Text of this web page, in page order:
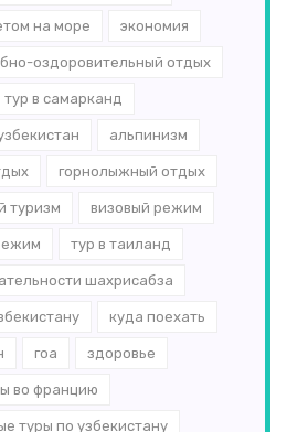
на море экономия
оздоровительный отдых
тур в самарканд
альпинизм
горнолыжный отдых
туризм визовый режим
тур в таиланд
шахрисабза
куда поехать
гоа здоровье
во францию
туры по узбекистану